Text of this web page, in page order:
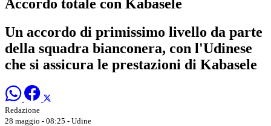
Accordo totale con Kabasele
Un accordo di primissimo livello da parte
della squadra bianconera, con l'Udinese
che si assicura le prestazioni di Kabasele
Redazione
28 maggio - 08:25 - Udine